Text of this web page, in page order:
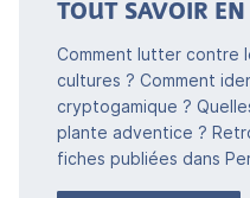
TOUT SAVOIR EN
Comment lutter contre
cultures ? Comment
cryptogamique ?
plante adventice ?
fiches publiées dans